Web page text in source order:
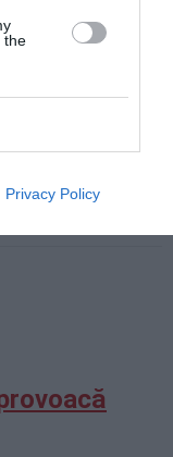
the
Privacy Policy
nu mai
găsi un client
frumoase